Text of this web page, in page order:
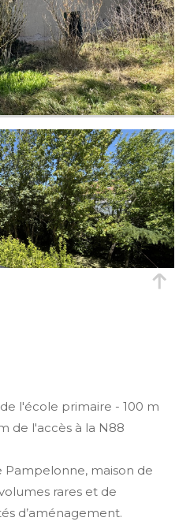
l'école primaire - 100 m
de l'accès à la N88
maison de
rares et de
d’aménagement.